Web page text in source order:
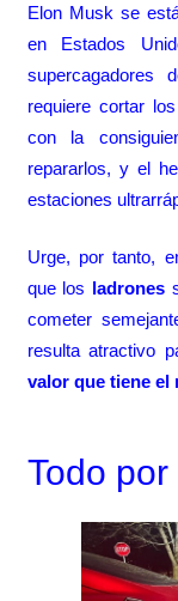
Elon Musk se
en Estados
supercagadores
requiere cortar
con la
repararlos, y el
estaciones
Urge, por tanto,
que los ladrones
cometer
resulta atractivo
valor que tiene el
Todo